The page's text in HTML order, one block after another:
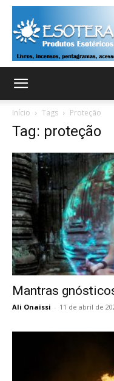
Início Tags Proteção
Tag: proteção
Mantras
Ali Onaissi - 11 de abril de